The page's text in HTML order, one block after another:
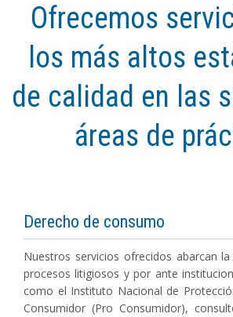
Ofrecemos
los más altos
de calidad en las
áreas de
Derecho de consumo
Nuestros servicios ofrecidos abarcan
procesos litigiosos y por ante
como el Instituto Nacional de
Consumidor (Pro Consumidor),